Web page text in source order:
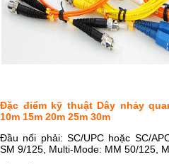
Đặc điểm kỹ thuật Dây nhảy
10m 15m 20m 25m 30m
Đầu nối phải: SC/UPC hoặc SC/
SM 9/125, Multi-Mode: MM 50/125,